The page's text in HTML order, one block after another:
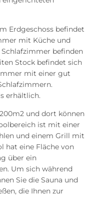
Erdgeschoss befindet
mit Küche und
befinden
Stock befindet sich
mit einer gut
erhältlich.
und dort können
ist mit einer
und einem Grill mit
hat eine Fläche von
über ein
Um sich während
Sie die Sauna und
die Ihnen zur